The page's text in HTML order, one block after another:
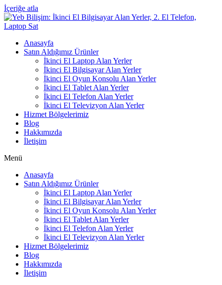
İçeriğe atla
Anasayfa
Satın Aldığımız Ürünler
İkinci El Laptop Alan Yerler
İkinci El Bilgisayar Alan Yerler
İkinci El Oyun Konsolu Alan Yerler
İkinci El Tablet Alan Yerler
İkinci El Telefon Alan Yerler
İkinci El Televizyon Alan Yerler
Hizmet Bölgelerimiz
Blog
Hakkımızda
İletişim
Menü
Anasayfa
Satın Aldığımız Ürünler
İkinci El Laptop Alan Yerler
İkinci El Bilgisayar Alan Yerler
İkinci El Oyun Konsolu Alan Yerler
İkinci El Tablet Alan Yerler
İkinci El Telefon Alan Yerler
İkinci El Televizyon Alan Yerler
Hizmet Bölgelerimiz
Blog
Hakkımızda
İletişim